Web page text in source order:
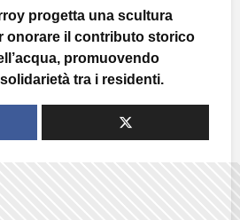
progetta una scultura
onorare il contributo storico
promuovendo
solidarietà tra i residenti.